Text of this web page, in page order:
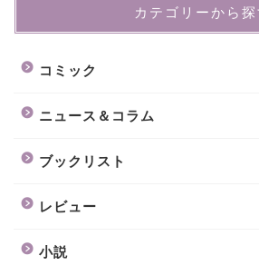
カテゴリーから探
コミック
ニュース＆コラム
ブックリスト
レビュー
小説